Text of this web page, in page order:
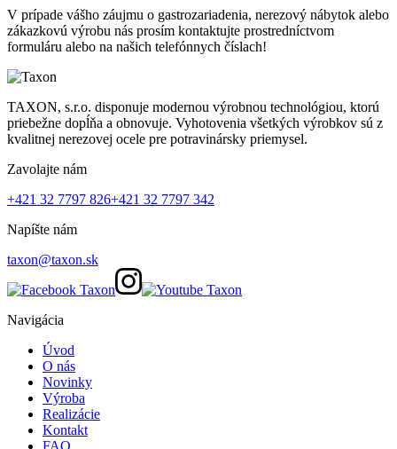
V prípade vášho záujmu o gastrozariadenia, nerezový nábytok alebo
zákazkovú výrobu nás prosím kontaktujte prostredníctvom
formuláru alebo na našich telefónnych číslach!
TAXON, s.r.o. disponuje modernou výrobnou technológiou, ktorú
priebežne dopĺňa a obnovuje. Vyhotovenia všetkých výrobkov sú z
kvalitnej nerezovej ocele pre potravinársky priemysel.
Zavolajte nám
+421 32 7797 826+421 32 7797 342
Napíšte nám
taxon@taxon.sk
Navigácia
Úvod
O nás
Novinky
Výroba
Realizácie
Kontakt
FAQ